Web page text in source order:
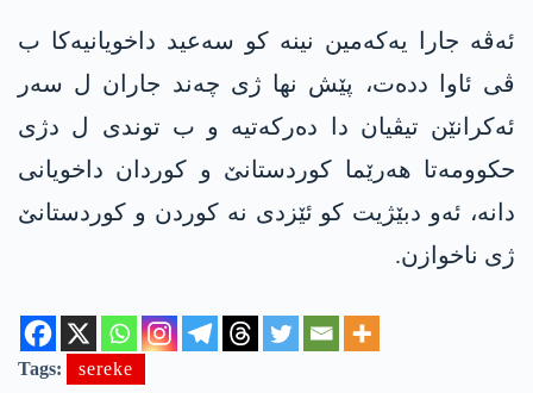
ئەڤە جارا یەکەمین نینە کو سەعید داخویانیەکا ب
ڤی ئاوا ددەت، پێش نها ژی چەند جاران ل سەر
ئەکرانێن تیڤیان دا دەرکەتیە و ب توندی ل دژی
حکوومەتا هەرێما کوردستانێ و کوردان داخویانی
دانە، ئەو دبێژیت کو ئێزدی نە کوردن و کوردستانێ
ژی ناخوازن.
Tags: sereke